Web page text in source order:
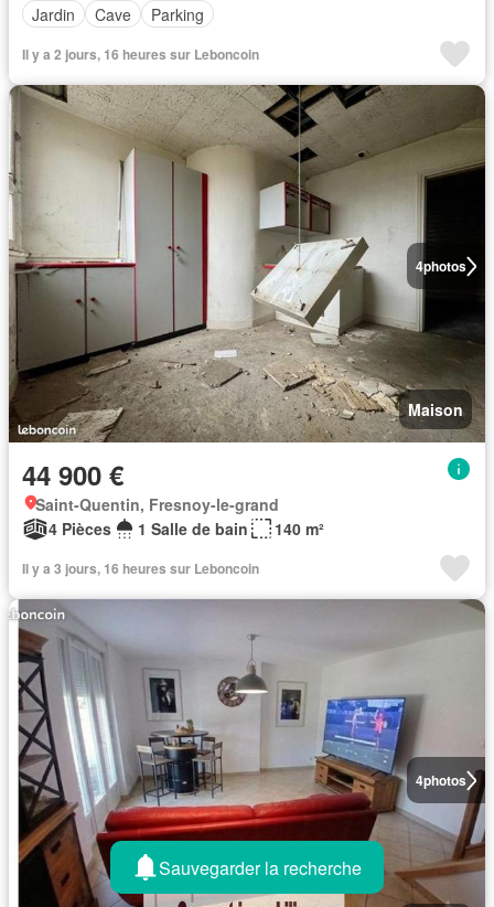
Jardin
Cave Parking
Il y a 2 jours, 16 heures sur Leboncoin
4photos
Maison
44 900 €
Saint-Quentin, Fresnoy-le-grand
4 Pièces
1 Salle de bain 140 m²
Il y a 3 jours, 16 heures sur Leboncoin
4photos
Sauvegarder la recherche